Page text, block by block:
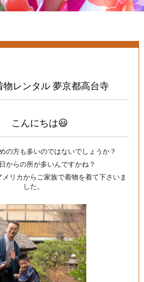
物レンタル 夢京都高台寺
こんにちは😃
の方も多いのではないでしょうか？
からの所が多いんですかね？
リカからご家族で着物を着て下さいま
した。